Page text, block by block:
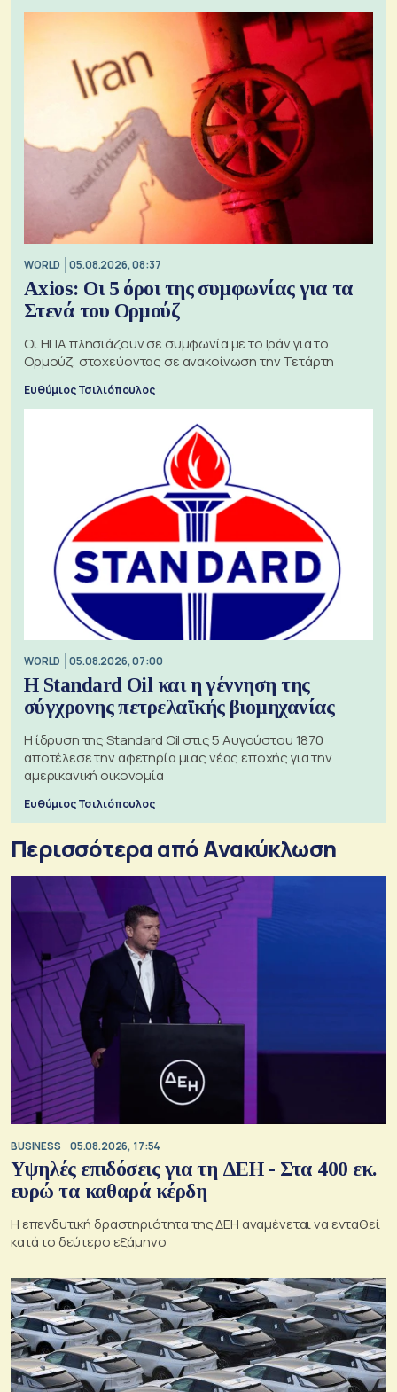
WORLD 05.08.2026, 08:37
Axios: Οι 5 όροι της συμφωνίας για τα
Στενά του Ορμούζ
Οι ΗΠΑ πλησιάζουν σε συμφωνία με το Ιράν για το
Ορμούζ, στοχεύοντας σε ανακοίνωση την Τετάρτη
Ευθύμιος Τσιλιόπουλος
WORLD 05.08.2026, 07:00
Η Standard Oil και η γέννηση της
σύγχρονης πετρελαϊκής βιομηχανίας
Η ίδρυση της Standard Oil στις 5 Αυγούστου 1870
αποτέλεσε την αφετηρία μιας νέας εποχής για την
αμερικανική οικονομία
Ευθύμιος Τσιλιόπουλος
Περισσότερα από Ανακύκλωση
BUSINESS 05.08.2026, 17:54
Υψηλές επιδόσεις για τη ΔΕΗ - Στα 400 εκ.
ευρώ τα καθαρά κέρδη
Η επενδυτική δραστηριότητα της ΔΕΗ αναμένεται να ενταθεί
κατά το δεύτερο εξάμηνο